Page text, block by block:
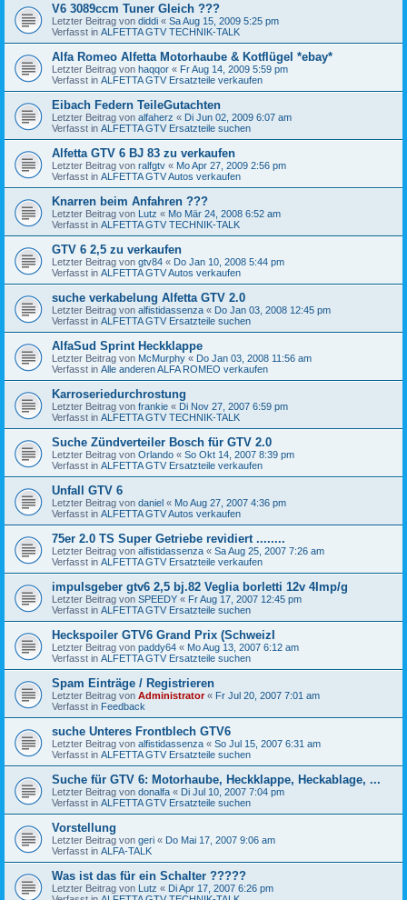
V6 3089ccm Tuner Gleich ???
Letzter Beitrag von diddi « Sa Aug 15, 2009 5:25 pm
Verfasst in ALFETTA GTV TECHNIK-TALK
Alfa Romeo Alfetta Motorhaube & Kotflügel *ebay*
Letzter Beitrag von haqqor « Fr Aug 14, 2009 5:59 pm
Verfasst in ALFETTA GTV Ersatzteile verkaufen
Eibach Federn TeileGutachten
Letzter Beitrag von alfaherz « Di Jun 02, 2009 6:07 am
Verfasst in ALFETTA GTV Ersatzteile suchen
Alfetta GTV 6 BJ 83 zu verkaufen
Letzter Beitrag von ralfgtv « Mo Apr 27, 2009 2:56 pm
Verfasst in ALFETTA GTV Autos verkaufen
Knarren beim Anfahren ???
Letzter Beitrag von Lutz « Mo Mär 24, 2008 6:52 am
Verfasst in ALFETTA GTV TECHNIK-TALK
GTV 6 2,5 zu verkaufen
Letzter Beitrag von gtv84 « Do Jan 10, 2008 5:44 pm
Verfasst in ALFETTA GTV Autos verkaufen
suche verkabelung Alfetta GTV 2.0
Letzter Beitrag von alfistidassenza « Do Jan 03, 2008 12:45 pm
Verfasst in ALFETTA GTV Ersatzteile suchen
AlfaSud Sprint Heckklappe
Letzter Beitrag von McMurphy « Do Jan 03, 2008 11:56 am
Verfasst in Alle anderen ALFA ROMEO verkaufen
Karroseriedurchrostung
Letzter Beitrag von frankie « Di Nov 27, 2007 6:59 pm
Verfasst in ALFETTA GTV TECHNIK-TALK
Suche Zündverteiler Bosch für GTV 2.0
Letzter Beitrag von Orlando « So Okt 14, 2007 8:39 pm
Verfasst in ALFETTA GTV Ersatzteile verkaufen
Unfall GTV 6
Letzter Beitrag von daniel « Mo Aug 27, 2007 4:36 pm
Verfasst in ALFETTA GTV Autos verkaufen
75er 2.0 TS Super Getriebe revidiert ........
Letzter Beitrag von alfistidassenza « Sa Aug 25, 2007 7:26 am
Verfasst in ALFETTA GTV Ersatzteile verkaufen
impulsgeber gtv6 2,5 bj.82 Veglia borletti 12v 4Imp/g
Letzter Beitrag von SPEEDY « Fr Aug 17, 2007 12:45 pm
Verfasst in ALFETTA GTV Ersatzteile suchen
Heckspoiler GTV6 Grand Prix (SchweizI
Letzter Beitrag von paddy64 « Mo Aug 13, 2007 6:12 am
Verfasst in ALFETTA GTV Ersatzteile suchen
Spam Einträge / Registrieren
Letzter Beitrag von Administrator« Fr Jul 20, 2007 7:01 am
Verfasst in Feedback
suche Unteres Frontblech GTV6
Letzter Beitrag von alfistidassenza « So Jul 15, 2007 6:31 am
Verfasst in ALFETTA GTV Ersatzteile suchen
Suche für GTV 6: Motorhaube, Heckklappe, Heckablage, ...
Letzter Beitrag von donalfa « Di Jul 10, 2007 7:04 pm
Verfasst in ALFETTA GTV Ersatzteile suchen
Vorstellung
Letzter Beitrag von geri « Do Mai 17, 2007 9:06 am
Verfasst in ALFA-TALK
Was ist das für ein Schalter ?????
Letzter Beitrag von Lutz « Di Apr 17, 2007 6:26 pm